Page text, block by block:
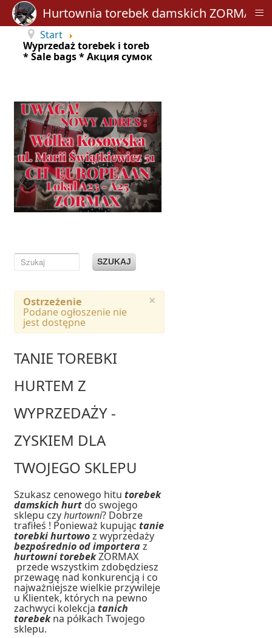
Start
Wyprzedaż torebek i toreb
* Sale bags * Акция сумок
SZUKAJ
×
Ostrzeżenie
Podane ogłoszenie nie
jest dostępne
TANIE TOREBKI
HURTEM Z
WYPRZEDAŻY -
ZYSKIEM DLA
TWOJEGO SKLEPU
Szukasz cenowego hitutorebek
damskich hurt do swojego
sklepu czyhurtowni? Dobrze
trafiłeś ! Ponieważ kupująctanie
torebki hurtowoz wyprzedaży
bezpośrednio od importeraz
hurtowni torebekZORMAX
przede wszystkim zdobędziesz
przewagę nad konkurencją i co
najważniejsze wielkie przywileje
u Klientek, których na pewno
zachwyci kolekcja tanich
torebekna półkach Twojego
sklepu.
Hurtownia torebek damskich ZORMAX≡